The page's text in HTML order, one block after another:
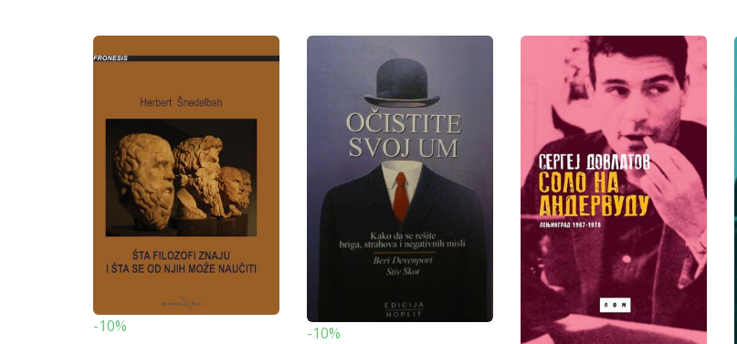
-10% -10%